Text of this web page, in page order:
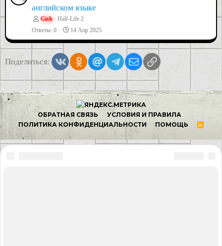
английском языке
Gish
Half-Life 2
Ответы 0 14 Апр 2025
Поделиться: VkontakteOdnoklassniki
Mail.ruTelegramЭлектронная почта
Ссылка